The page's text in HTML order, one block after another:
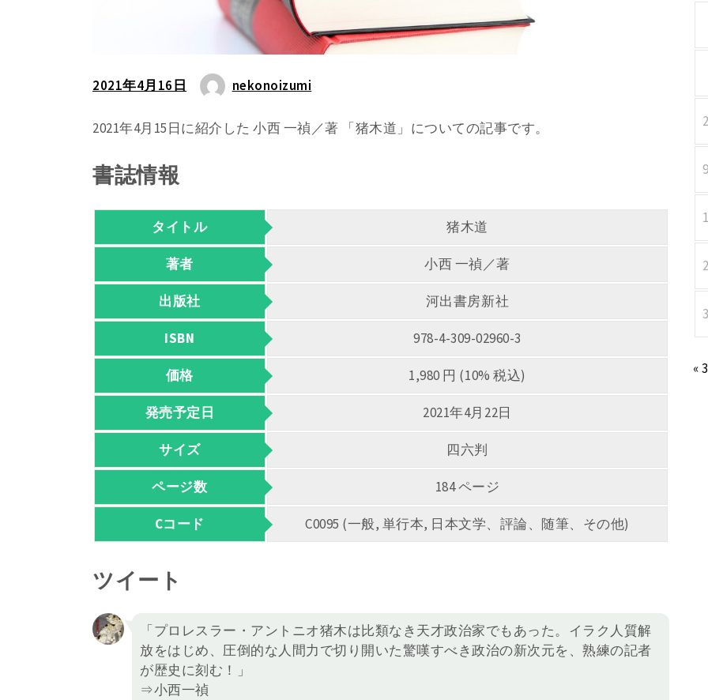
2021年4月16日 nekonoizumi
2021年4月15日に紹介した 小西 一禎／著 「猪木道」についての記事です。
書誌情報
タイトル 猪木道
著者 小西 一禎／著
出版社 河出書房新社
ISBN 978-4-309-02960-3
価格 1,980 円 (10% 税込)
発売予定日 2021年4月22日
サイズ 四六判
ページ数 184 ページ
Cコード C0095 (一般, 単行本, 日本文学、評論、随筆、その他)
ツイート
「プロレスラー・アントニオ猪木は比類なき天才政治家でもあった。イラク人質解
放をはじめ、圧倒的な人間力で切り開いた驚嘆すべき政治の新次元を、熟練の記者
が歴史に刻む！」
⇒小西一禎
«